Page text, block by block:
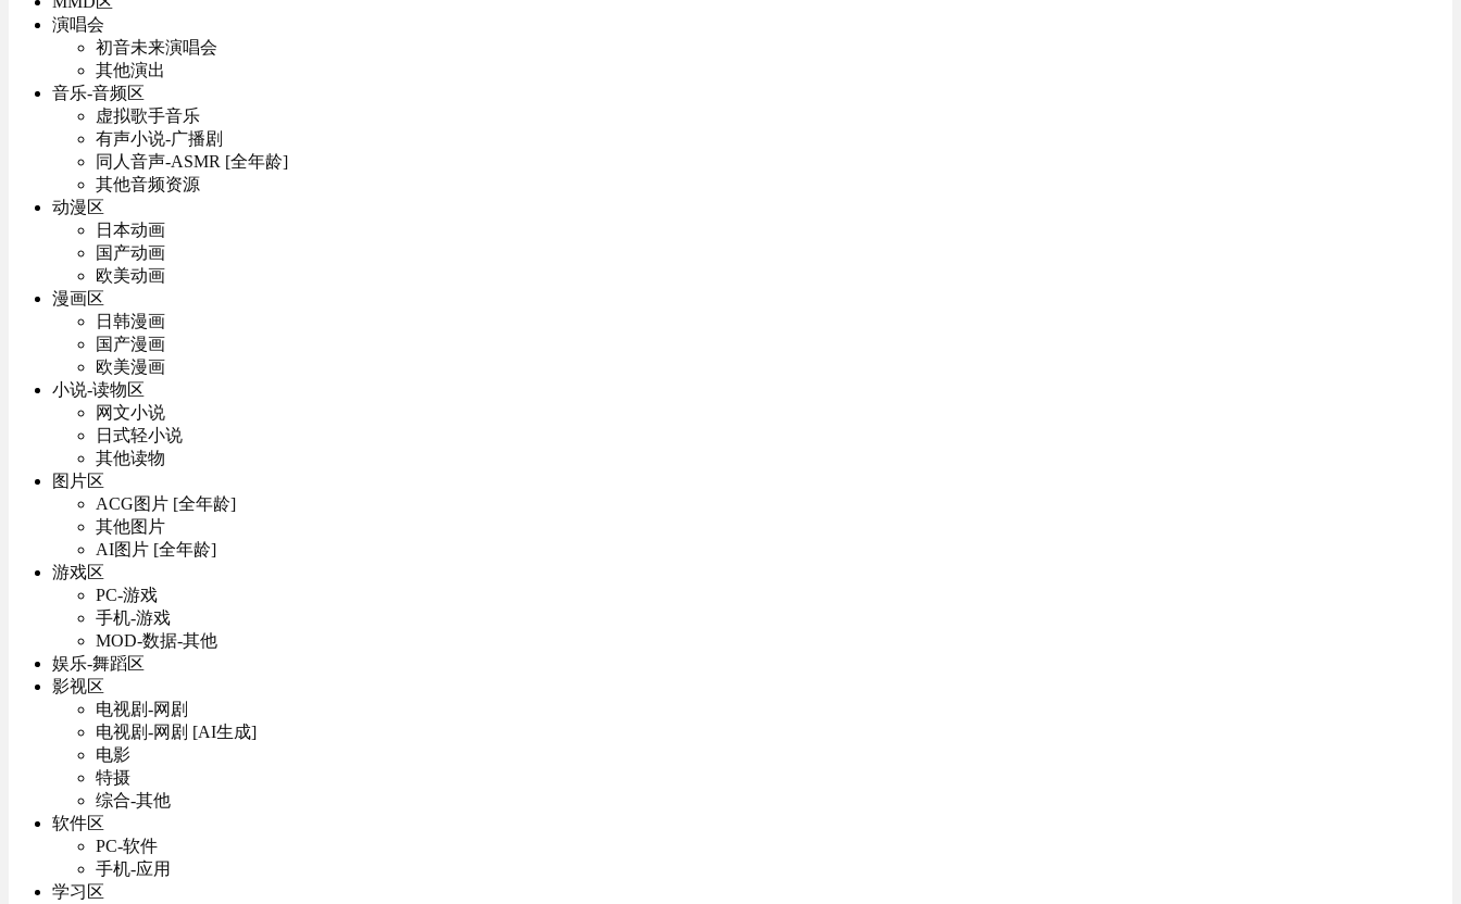
演唱会
初音未来演唱会
其他演出
音乐-音频区
虚拟歌手音乐
有声小说-广播剧
同人音声-ASMR [全年龄]
其他音频资源
动漫区
日本动画
国产动画
欧美动画
漫画区
日韩漫画
国产漫画
欧美漫画
小说-读物区
网文小说
日式轻小说
其他读物
图片区
ACG图片 [全年龄]
其他图片
AI图片 [全年龄]
游戏区
PC-游戏
手机-游戏
MOD-数据-其他
娱乐-舞蹈区
影视区
电视剧-网剧
电视剧-网剧 [AI生成]
电影
特摄
综合-其他
软件区
PC-软件
手机-应用
学习区